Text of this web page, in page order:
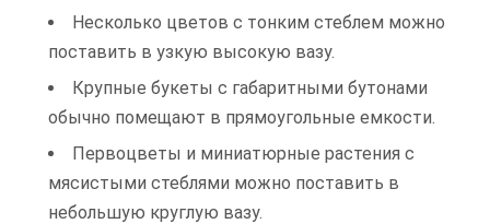
Несколько цветов с тонким стеблем можно
поставить в узкую высокую вазу.
Крупные букеты с габаритными бутонами
обычно помещают в прямоугольные емкости.
Первоцветы и миниатюрные растения с
мясистыми стеблями можно поставить в
небольшую круглую вазу.